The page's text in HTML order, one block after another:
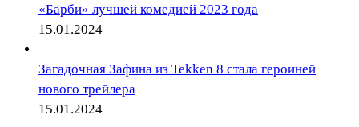
«Барби» лучшей комедией 2023 года
15.01.2024
Загадочная Зафина из Tekken 8 стала героиней
нового трейлера
15.01.2024